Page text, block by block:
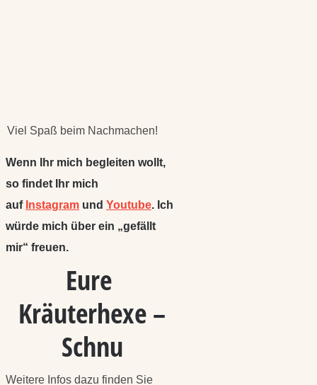
Viel Spaß beim Nachmachen!
Wenn Ihr mich begleiten wollt,
so findet Ihr mich
auf Instagram und Youtube. Ich
würde mich über ein „gefällt
mir“ freuen.
Eure
Kräuterhexe –
Schnu
Weitere Infos dazu finden Sie